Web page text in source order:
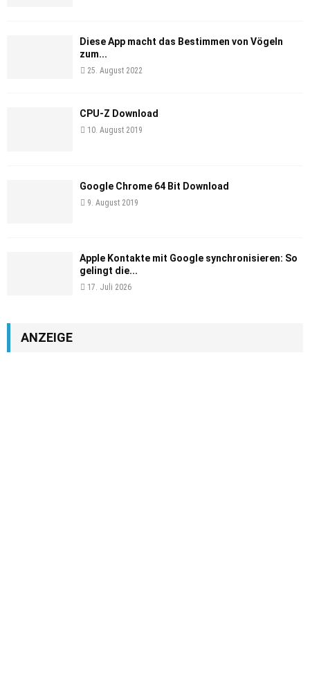
Diese App macht das Bestimmen von Vögeln
zum...
25. August 2022
CPU-Z Download
10. August 2019
Google Chrome 64 Bit Download
9. August 2019
Apple Kontakte mit Google synchronisieren: So
gelingt die...
17. Juli 2026
ANZEIGE